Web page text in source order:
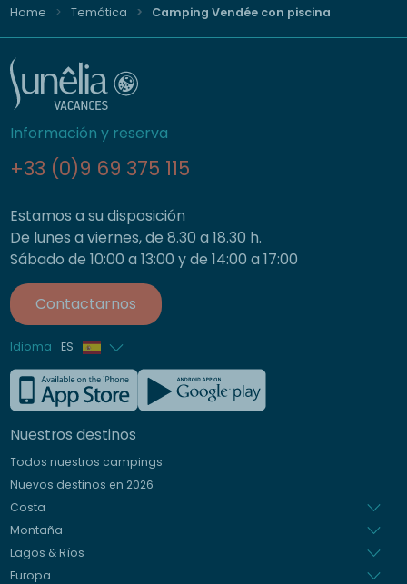
Home Temática Camping Vendée con piscina
Información y reserva
+33 (0)9 69 375 115
Estamos a su disposición
De lunes a viernes, de 8.30 a 18.30 h.
Sábado de 10:00 a 13:00 y de 14:00 a 17:00
Contactarnos
Idioma ES
Francés
Inglés
Alemán
Nuestros destinos
Todos nuestros campings
Nuevos destinos en 2026
Costa
Montaña
Lagos & Ríos
Europa